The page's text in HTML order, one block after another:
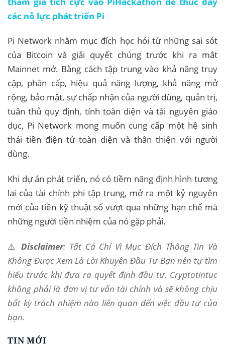
các nỗ lực phát triển Pi
Pi Network nhằm mục đích học hỏi từ những sai sót
của Bitcoin và giải quyết chúng trước khi ra mắt
Mainnet mở. Bằng cách tập trung vào khả năng truy
cập, phân cấp, hiệu quả năng lượng, khả năng mở
rộng, bảo mật, sự chấp nhận của người dùng, quản trị,
tuân thủ quy định, tính toàn diện và tài nguyên giáo
dục, Pi Network mong muốn cung cấp một hệ sinh
thái tiền điện tử toàn diện và thân thiện với người
dùng.
Khi dự án phát triển, nó có tiềm năng định hình tương
lai của tài chính phi tập trung, mở ra một kỷ nguyên
mới của tiền kỹ thuật số vượt qua những hạn chế mà
những người tiền nhiệm của nó gặp phải.
⚠️Disclaimer: Tất Cả Chỉ Vì Mục Đích Thông Tin Và
Không Được Xem Là Lời Khuyên Đầu Tư Bạn nên tự tìm
hiểu trước khi đưa ra quyết định đầu tư. Cryptotintuc
không phải là đơn vị tư vấn tài chính và sẽ không chịu
bất kỳ trách nhiệm nào liên quan đến việc đầu tư của
bạn.
TIN MỚI